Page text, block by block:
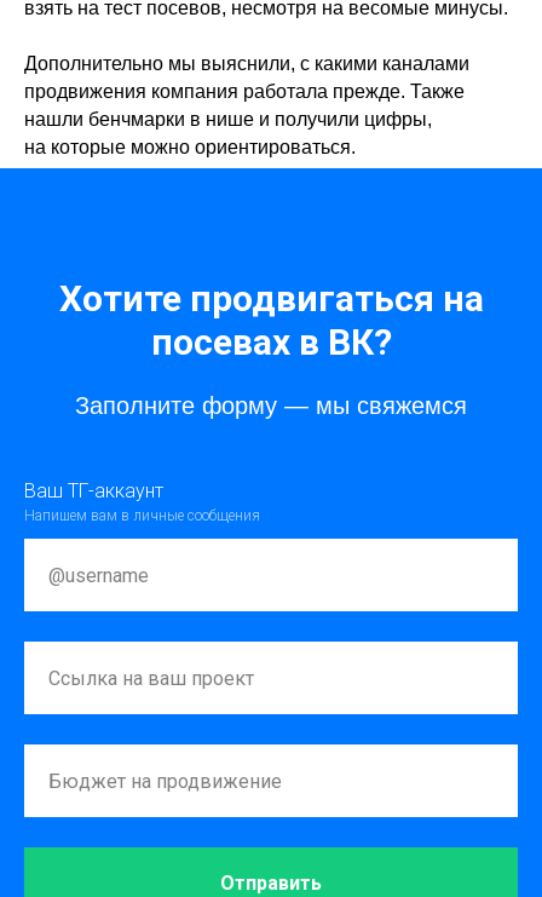
взять на тест посевов, несмотря на весомые минусы.
Дополнительно мы выяснили, с какими каналами
продвижения компания работала прежде. Также
нашли бенчмарки в нише и получили цифры,
на которые можно ориентироваться.
Хотите продвигаться на
посевах в ВК?
Заполните форму — мы свяжемся
Ваш ТГ-аккаунт
Напишем вам в личные сообщения
Отправить